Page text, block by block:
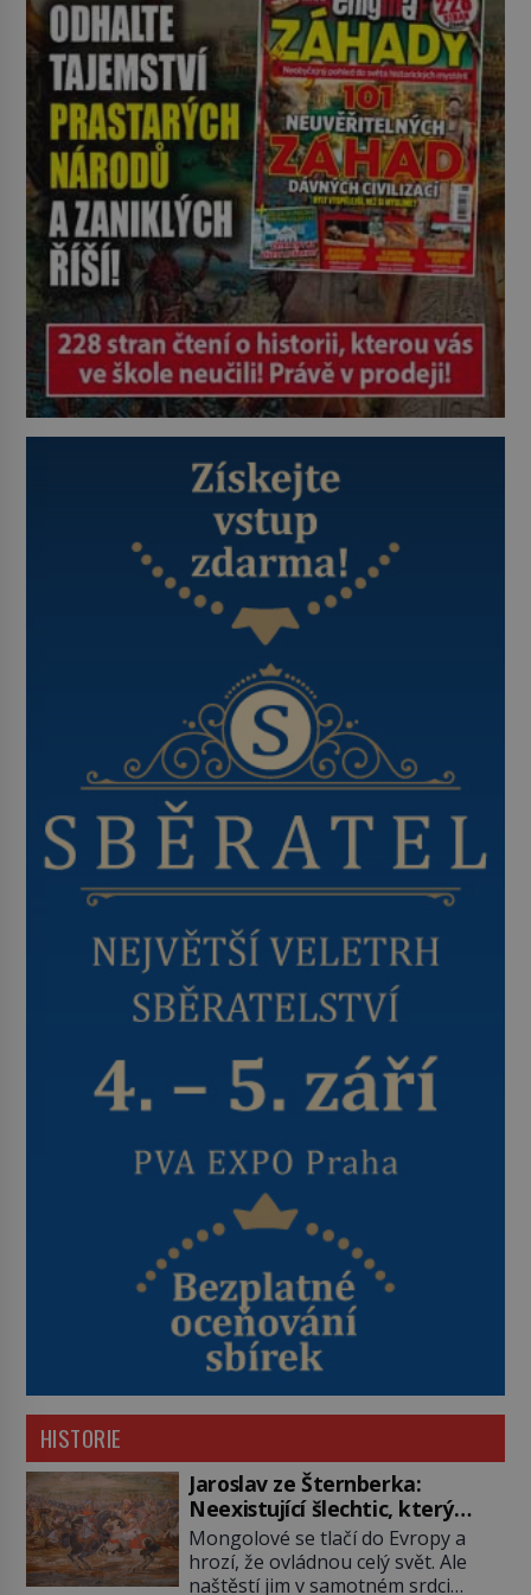
pravdu na padrť a prohlásit, že to
byl jen životem unavený a drogou
ovládaný muž? Marcus Aurelius byl
zastáncem stoicismu, učení, […]
HISTORIE
Jaroslav ze Šternberka:
Neexistující šlechtic, který
z Moravy vyžene Mongoly
Mongolové se tlačí do Evropy a
hrozí, že ovládnou celý svět. Ale
naštěstí jim v samotném srdci